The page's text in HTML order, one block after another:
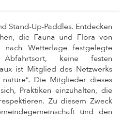
Stand-Up-Paddles. Entdecken
die Fauna und Flora von
Wetterlage festgelegte
keine festen
ist Mitglied des Netzwerks
Die Mitglieder dieses
Praktiken einzuhalten, die
Zu diesem Zweck
und den